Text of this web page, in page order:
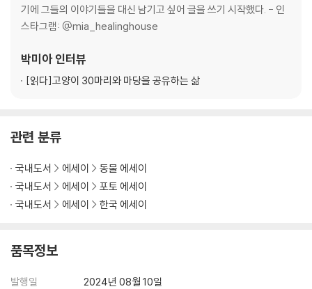
17 이브_캔디 아빠가 떠난 뒤 혼자가 된 096
18 수리_할머니 ‘네로’를 지키는 손녀딸 고양이 098
Part 2 나를 만난 고양이
20 카페_의리 있고 고마움을 전할 줄 아는 116
22 모카_살기 위해 많은 노력을 했던 외눈 고양이 124
23 라떼_질투할 만한 외모를 가진 130
24 심바_모든 고양이를 핥아 주는 나이팅게일 136
25 티몬_한 달 동안 두 번이나 다리 깁스를 했던 144
26 날라_조용한 친구를 좋아하는 150
기에 그들의 이야기들을 대신 남기고 싶어 글을 쓰기 시작했다. - 인
스타그램: @mia_healinghouse
박미아인터뷰
[읽다]고양이 30마리와 마당을 공유하는 삶
관련 분류
국내도서 에세이
동물 에세이
국내도서
에세이
포토 에세이
국내도서
에세이 한국 에세이
품목정보
발행일
2024년 08월 10일